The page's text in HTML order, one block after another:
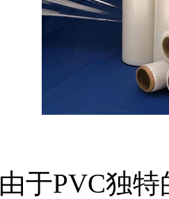
由于PVC独